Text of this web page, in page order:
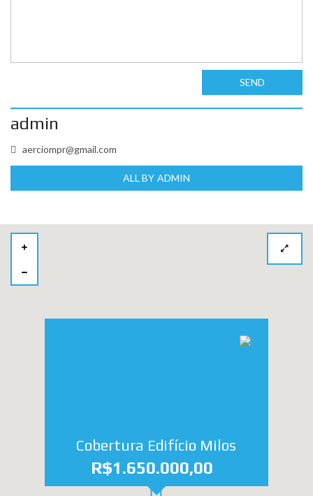
SEND
admin
aerciompr@gmail.com
ALL BY ADMIN
Cobertura Edifício Milos
R$1.650.000,00